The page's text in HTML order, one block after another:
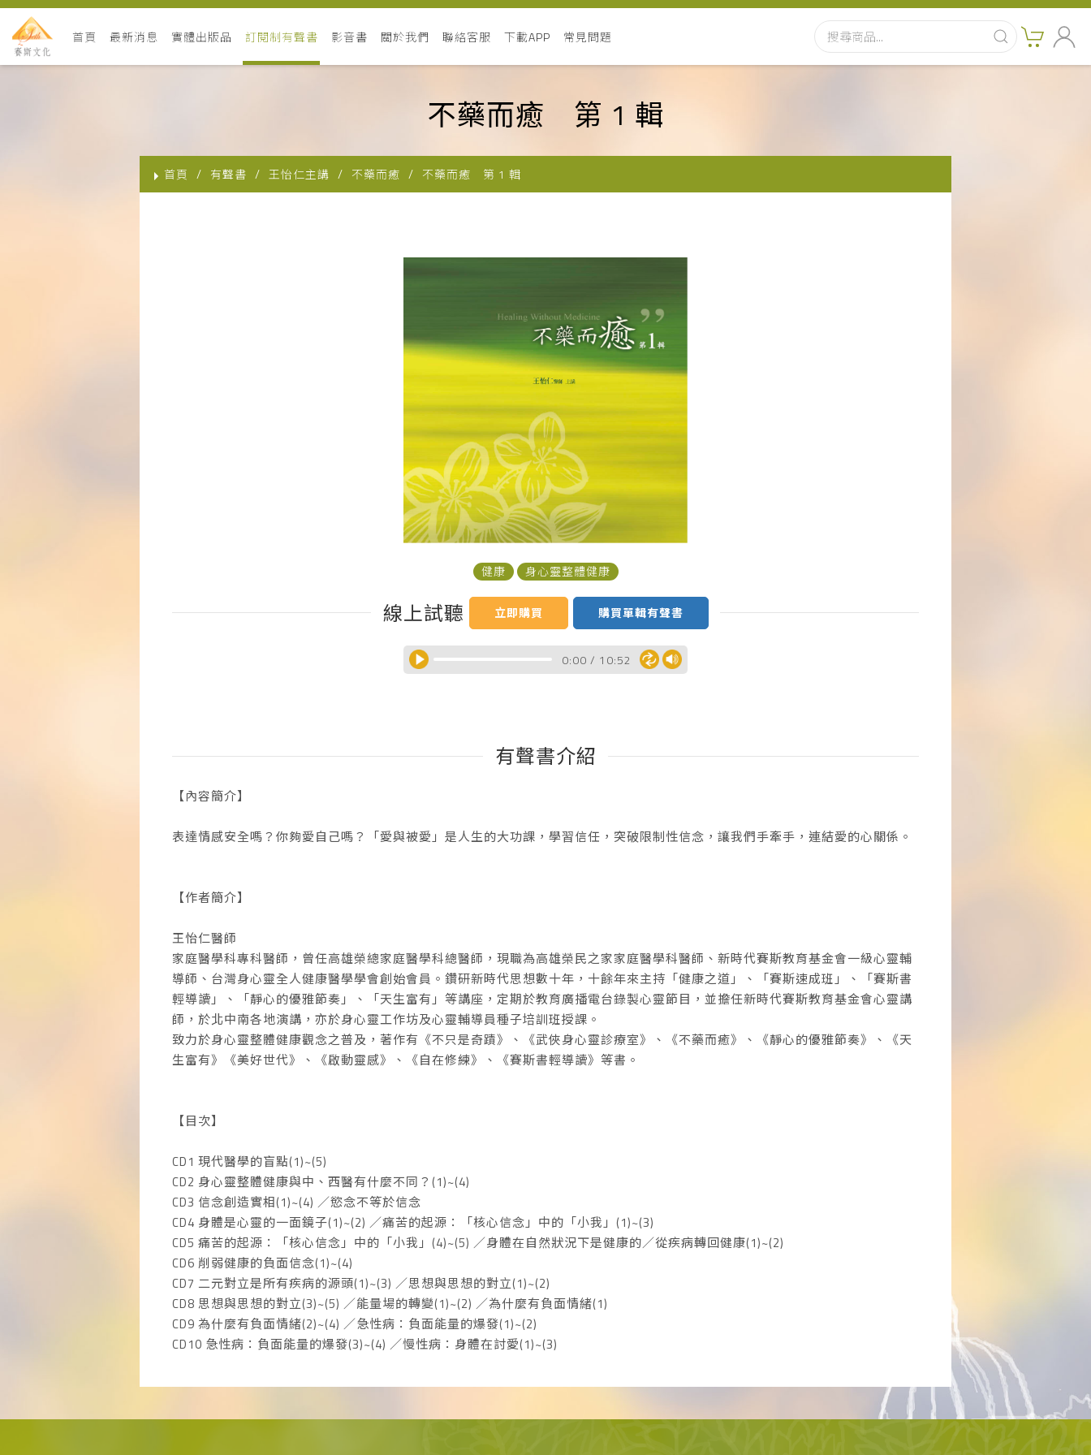
首頁 最新消息 實體出版品 訂閱制有聲書 影音書 關於我們 聯絡客服 下載APP 常見問題
不藥而癒 第 1 輯
首頁 有聲書 王怡仁主講 不藥而癒 不藥而癒 第 1 輯
健康 身心靈整體健康
線上試聽 立即購買 購買單輯有聲書
0:00 / 10:52
有聲書介紹
【內容簡介】
表達情感安全嗎？你夠愛自己嗎？「愛與被愛」是人生的大功課，學習信任，突破限制性信念，讓我們手牽手，連結愛的心關係。
【作者簡介】
王怡仁醫師
家庭醫學科專科醫師，曾任高雄榮總家庭醫學科總醫師，現職為高雄榮民之家家庭醫學科醫師、新時代賽斯教育基金會一級心靈輔
導師、台灣身心靈全人健康醫學學會創始會員。鑽研新時代思想數十年，十餘年來主持「健康之道」、「賽斯速成班」、「賽斯書
輕導讀」、「靜心的優雅節奏」、「天生富有」等講座，定期於教育廣播電台錄製心靈節目，並擔任新時代賽斯教育基金會心靈講
師，於北中南各地演講，亦於身心靈工作坊及心靈輔導員種子培訓班授課。
致力於身心靈整體健康觀念之普及，著作有《不只是奇蹟》、《武俠身心靈診療室》、《不藥而癒》、《靜心的優雅節奏》、《天
生富有》《美好世代》、《啟動靈感》、《自在修練》、《賽斯書輕導讀》等書。
【目次】
CD1 現代醫學的盲點(1)~(5)
CD2 身心靈整體健康與中、西醫有什麼不同？(1)~(4)
CD3 信念創造實相(1)~(4) ／慾念不等於信念
CD4 身體是心靈的一面鏡子(1)~(2) ／痛苦的起源：「核心信念」中的「小我」(1)~(3)
CD5 痛苦的起源：「核心信念」中的「小我」(4)~(5) ／身體在自然狀況下是健康的／從疾病轉回健康(1)~(2)
CD6 削弱健康的負面信念(1)~(4)
CD7 二元對立是所有疾病的源頭(1)~(3) ／思想與思想的對立(1)~(2)
CD8 思想與思想的對立(3)~(5) ／能量場的轉變(1)~(2) ／為什麼有負面情緒(1)
CD9 為什麼有負面情緒(2)~(4) ／急性病：負面能量的爆發(1)~(2)
CD10 急性病：負面能量的爆發(3)~(4) ／慢性病：身體在討愛(1)~(3)